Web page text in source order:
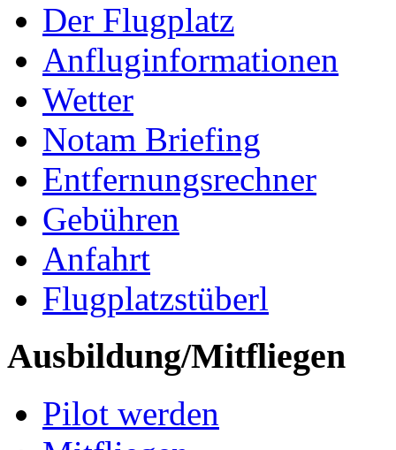
Der Flugplatz
Anfluginformationen
Wetter
Notam Briefing
Entfernungsrechner
Gebühren
Anfahrt
Flugplatzstüberl
Ausbildung/Mitfliegen
Pilot werden